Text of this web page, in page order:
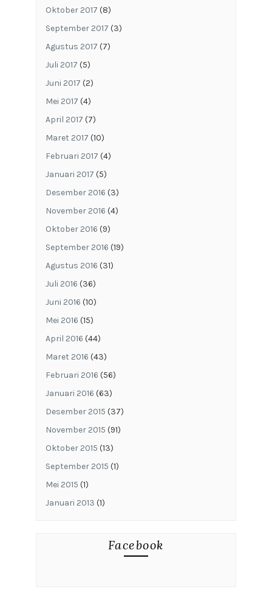
Oktober 2017 (8)
September 2017 (3)
Agustus 2017 (7)
Juli 2017 (5)
Juni 2017 (2)
Mei 2017 (4)
April 2017 (7)
Maret 2017 (10)
Februari 2017 (4)
Januari 2017 (5)
Desember 2016 (3)
November 2016 (4)
Oktober 2016 (9)
September 2016 (19)
Agustus 2016 (31)
Juli 2016 (36)
Juni 2016 (10)
Mei 2016 (15)
April 2016 (44)
Maret 2016 (43)
Februari 2016 (56)
Januari 2016 (63)
Desember 2015 (37)
November 2015 (91)
Oktober 2015 (13)
September 2015 (1)
Mei 2015 (1)
Januari 2013 (1)
Facebook